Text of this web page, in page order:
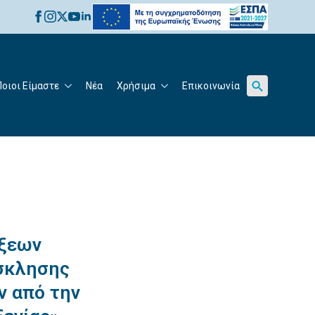
Είμαστε Νέα Χρήσιμα Επικοινωνία
for:
από την